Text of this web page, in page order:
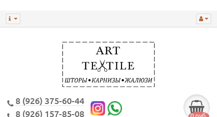
8 (926) 375-60-44
8 (926) 157-85-08
0 руб.